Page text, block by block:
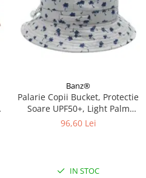
Banz®
Palarie Copii Bucket, Protectie
Soare UPF50+, Light Palm
Tree, Diverse marimi
96,60 Lei
IN STOC